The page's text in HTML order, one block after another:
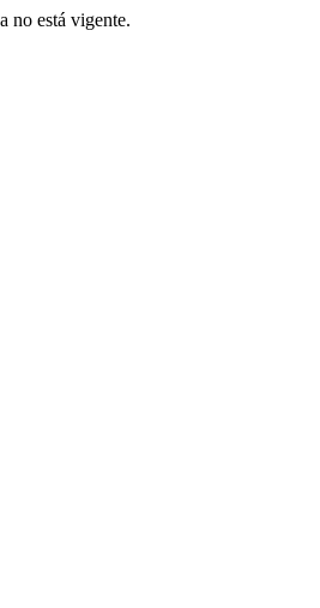
no está vigente.